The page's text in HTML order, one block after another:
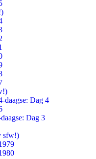
daagse: Dag 4
Dag 3
sfw!)